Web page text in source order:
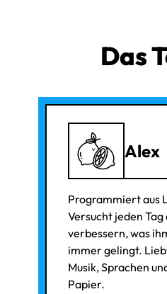
Das
Alex
Programmiert aus
Versucht jeden Tag
verbessern, was
immer gelingt.
Musik, Sprachen
Papier.